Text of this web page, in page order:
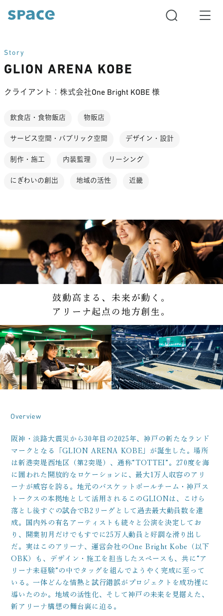
Story
GLION ARENA KOBE
クライアント：株式会社One Bright KOBE 様
飲食店・食物飯店 物販店
サービス空間・パブリック空間 デザイン・設計
制作・施工 内装監理 リーシング
にぎわいの創出 地域の活性 近畿
鼓動高まる、未来が動く。
アリーナ起点の地方創生。
阪神・淡路大震災から30年目の2025年、神戸の新たなランド
マークとなる「GLION ARENA KOBE」が誕生した。場所
は新港突堤西地区（第2突堤）、通称“TOTTEI”。270度を海
に囲われた開放的なロケーションに、最大1万人収容のアリ
ーナが威容を誇る。地元のバスケットボールチーム・神戸ス
トークスの本拠地として活用されるこのGLIONは、こけら
落とし後すぐの試合でB2リーグとして過去最大動員数を達
成。国内外の有名アーティストも続々と公演を決定してお
り、開業初月だけでもすでに25万人動員と好調な滑り出し
だ。実はこのアリーナ、運営会社のOne Bright Kobe（以下
OBK）も、デザイン・施工を担当したスペースも、共に“ア
リーナ未経験”の中でタッグを組んでようやく完成に至って
いる。一体どんな情熱と試行錯誤がプロジェクトを成功裡に
導いたのか。地域の活性化、そして神戸の未来を見据えた、
新アリーナ構想の舞台裏に迫る。